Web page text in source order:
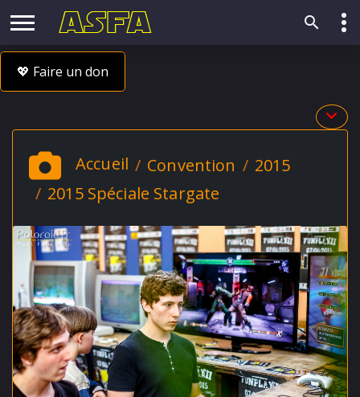
💖 Faire un don
Accueil Convention
2015
2015 Spéciale Stargate